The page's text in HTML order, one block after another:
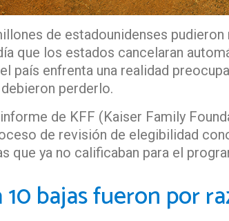
de estadounidenses
que los estados cancelaran
país enfrenta una realidad
perderlo.
de KFF (Kaiser Family
de revisión de elegibilidad
que ya no calificaban para el
10 bajas fueron por